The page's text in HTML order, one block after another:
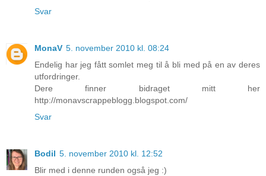
Svar
MonaV 5. november 2010 kl. 08:24
Endelig har jeg fått somlet meg til å bli med på en av deres
utfordringer.
Dere finner bidraget mitt her
http://monavscrappeblogg.blogspot.com/
Svar
Bodil 5. november 2010 kl. 12:52
Blir med i denne runden også jeg :)